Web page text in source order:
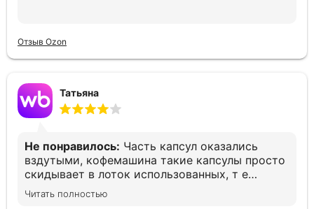
Отзыв Ozon
Татьяна
Не понравилось: Часть капсул оказались
вздутыми, кофемашина такие капсулы просто
скидывает в лоток использованных, т е
остаёшься без кофе. Печально(
Читать полностью